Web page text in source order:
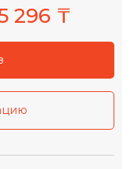
296 ₸